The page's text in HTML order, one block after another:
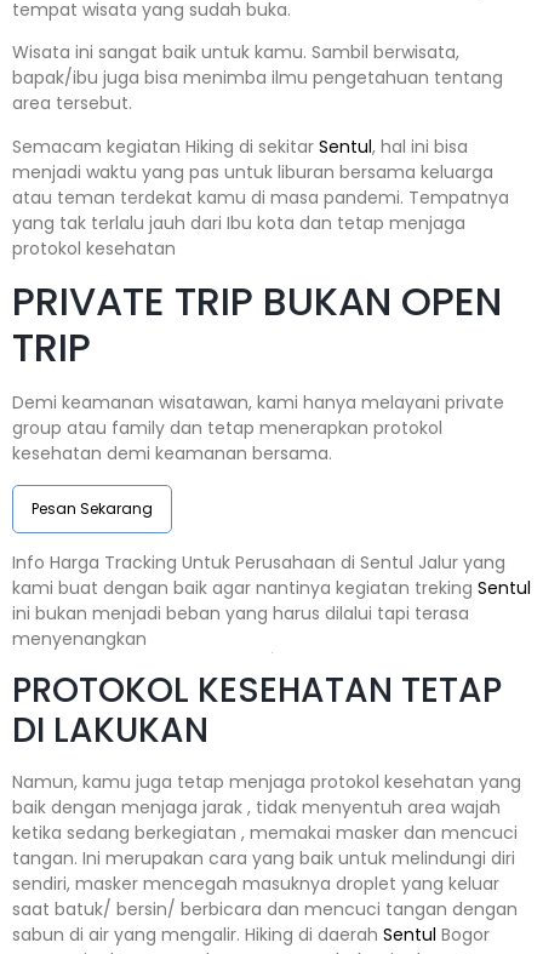
tempat wisata yang sudah buka.
Wisata ini sangat baik untuk kamu. Sambil berwisata,
bapak/ibu juga bisa menimba ilmu pengetahuan tentang
area tersebut.
Semacam kegiatan Hiking di sekitar Sentul, hal ini bisa
menjadi waktu yang pas untuk liburan bersama keluarga
atau teman terdekat kamu di masa pandemi. Tempatnya
yang tak terlalu jauh dari Ibu kota dan tetap menjaga
protokol kesehatan
PRIVATE TRIP BUKAN OPEN
TRIP
Demi keamanan wisatawan, kami hanya melayani private
group atau family dan tetap menerapkan protokol
kesehatan demi keamanan bersama.
Pesan Sekarang
Info Harga Tracking Untuk Perusahaan di Sentul Jalur yang
kami buat dengan baik agar nantinya kegiatan treking Sentul
ini bukan menjadi beban yang harus dilalui tapi terasa
menyenangkan
PROTOKOL KESEHATAN TETAP
DI LAKUKAN
Namun, kamu juga tetap menjaga protokol kesehatan yang
baik dengan menjaga jarak , tidak menyentuh area wajah
ketika sedang berkegiatan , memakai masker dan mencuci
tangan. Ini merupakan cara yang baik untuk melindungi diri
sendiri, masker mencegah masuknya droplet yang keluar
saat batuk/ bersin/ berbicara dan mencuci tangan dengan
sabun di air yang mengalir. Hiking di daerah Sentul Bogor